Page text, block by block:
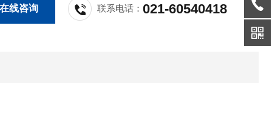
在线咨询 联系电话：021-60540418